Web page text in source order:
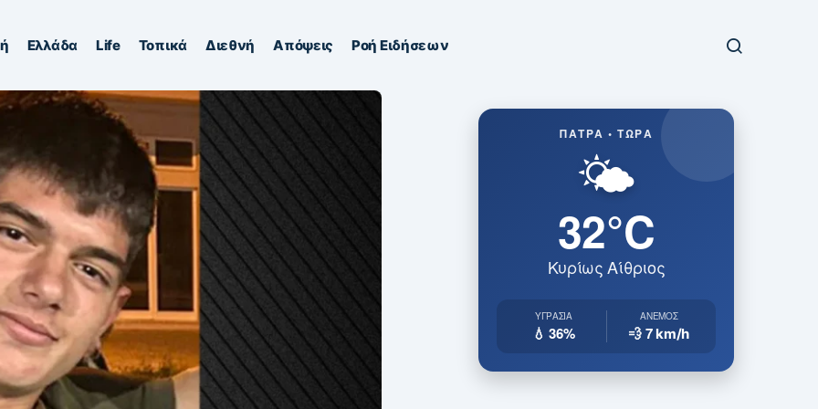
Ελλάδα Life Τοπικά Διεθνή Απόψεις Ροή Ειδήσεων
ΠΆΤΡΑ • ΤΏΡΑ
🌤️
32°C
Κυρίως Αίθριος
ΥΓΡΑΣΊΑ
💧 36%
ΆΝΕΜΟΣ
💨 7km/h